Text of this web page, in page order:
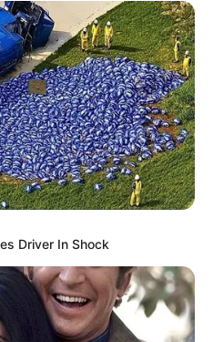
Driver In Shock